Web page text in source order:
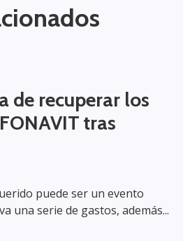
de recuperar los
tras
puede ser un evento
una serie de gastos, además...